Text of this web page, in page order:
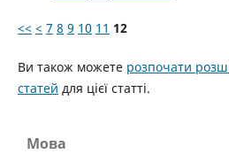
<< < 7 8 9 10 11 12
Ви також можете розпочати
статей для цієї статті.
Мова